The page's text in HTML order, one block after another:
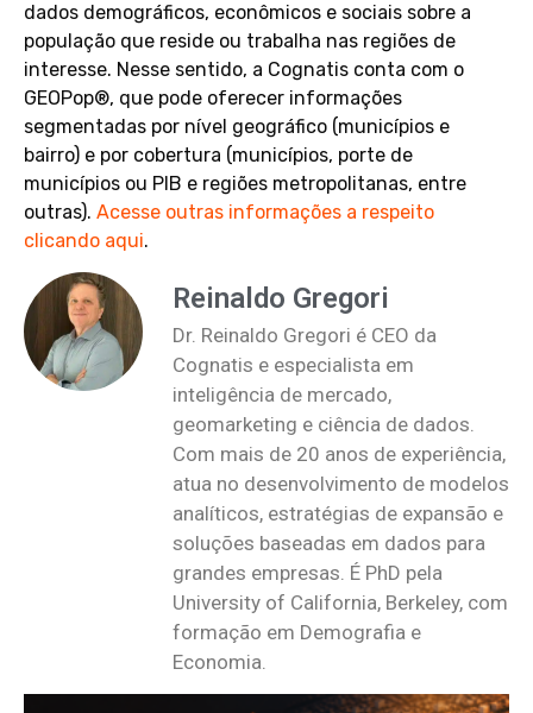
dados demográficos, econômicos e sociais sobre a
população que reside ou trabalha nas regiões de
interesse. Nesse sentido, a Cognatis conta com o
GEOPop®, que pode oferecer informações
segmentadas por nível geográfico (municípios e
bairro) e por cobertura (municípios, porte de
municípios ou PIB e regiões metropolitanas, entre
outras). Acesse outras informações a respeito
clicando aqui.
Reinaldo Gregori
Dr. Reinaldo Gregori é CEO da
Cognatis e especialista em
inteligência de mercado,
geomarketing e ciência de dados.
Com mais de 20 anos de experiência,
atua no desenvolvimento de modelos
analíticos, estratégias de expansão e
soluções baseadas em dados para
grandes empresas. É PhD pela
University of California, Berkeley, com
formação em Demografia e
Economia.